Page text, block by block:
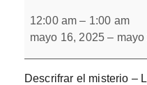
el
misterio
con
Libro
1
12:00 am – 1:00 am
mayo 16, 2025 –
Descrifrar el misterio –